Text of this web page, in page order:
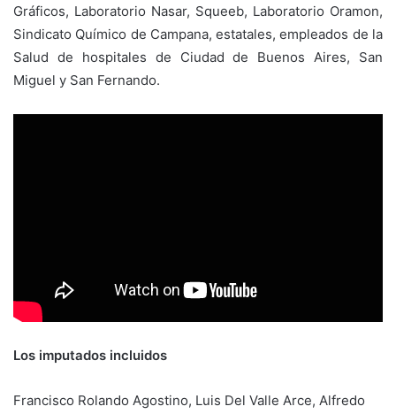
Gráficos, Laboratorio Nasar, Squeeb, Laboratorio Oramon,
Sindicato Químico de Campana, estatales, empleados de la
Salud de hospitales de Ciudad de Buenos Aires, San
Miguel y San Fernando.
Los imputados incluidos
Francisco Rolando Agostino, Luis Del Valle Arce, Alfredo